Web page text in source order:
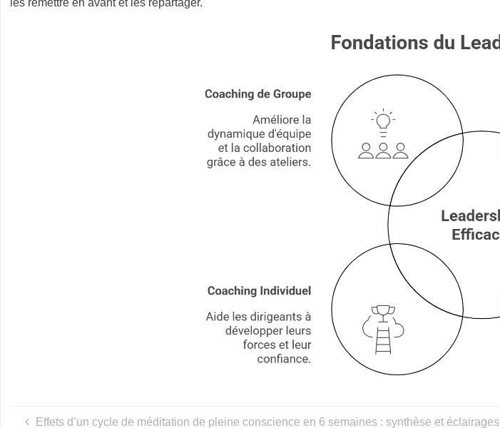
,
les remettre en avant et les repartager.
Effets d’un cycle de méditation de pleine conscience en 6 semaines : synthèse et éclairages